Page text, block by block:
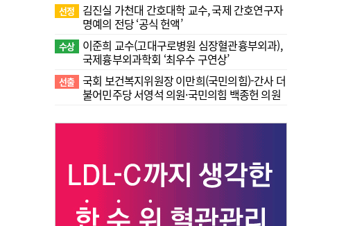
선정
김진실 가천대 간호대학 교수, 국제 간호연구자
명예의 전당 ‘공식 헌액’
수상
이준희 교수(고대구로병원 심장혈관흉부외과),
국제흉부외과학회 ‘최우수 구연상’
선출 국회 보건복지위원장 이만희(국민의힘)-간사 더
불어민주당 서영석 의원·국민의힘 백종헌 의원